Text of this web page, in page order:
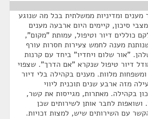
ומדיניות ממשלתית בכל מה שנוגע
סיכון, קיימים היום ארבעה מענים
כוללים דיור וטיפול, עמותת "מקום",
מענה לחמש צעירות חסרות עורף
"אור שלום ויחדיו" ביחד עם קרנות
דיור טיפול שנקרא "אם הדרך". שצפוי
32 דירות ומשפחות מלוות. מענים בקהילה בלי דיור
מזה ארבע שנים תוכנית ליווי
בקהילה. מאתרות, מגייסות את קשר,
ושואפות לחבר אותן לשירותים שכן
עם השירותים שיש, למצות זכויות.